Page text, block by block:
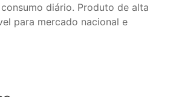
diário. Produto de alta
para mercado nacional e